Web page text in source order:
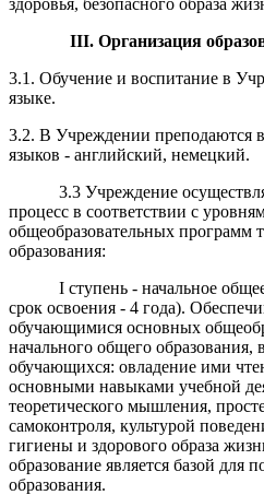
III. Организация
3.1. Обучение и воспитание в
языке.
3.2. В Учреждении преподаются
языков - английский, немецкий.
3.3 Учреждение
процесс в соответствии с
общеобразовательных программ
образования:
I ступень - начальное
срок освоения - 4 года).
обучающимися основных
начального общего образования,
обучающихся: овладение ими
основными навыками учебной
теоретического мышления,
самоконтроля, культурой
гигиены и здорового образа
образование является базой для
образования.